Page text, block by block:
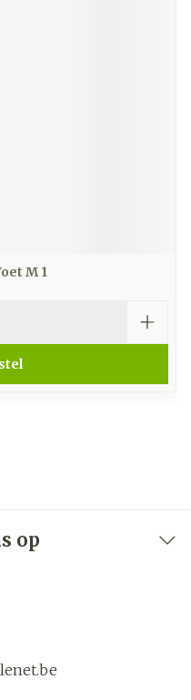
M 1
op